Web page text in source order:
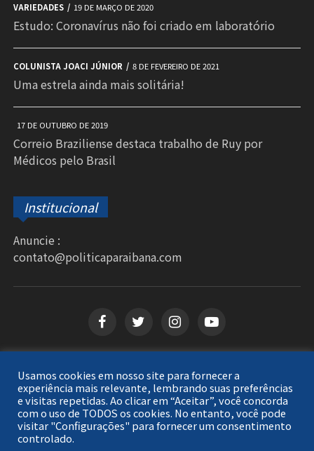
VARIEDADES 19 DE MARÇO DE 2020
Estudo: Coronavírus não foi criado em laboratório
COLUNISTA JOACI JÚNIOR 8 DE FEVEREIRO DE 2021
Uma estrela ainda mais solitária!
17 DE OUTUBRO DE 2019
Correio Braziliense destaca trabalho de Ruy por
Médicos pelo Brasil
Institucional
Anuncie :
contato@politicaparaibana.com
Copyright © 2026Política Paraibana. Todos os
direitos reservados.
Usamos cookies em nosso site para fornecer a
experiência mais relevante, lembrando suas preferências
e visitas repetidas. Ao clicar em “Aceitar”, você concorda
com o uso de TODOS os cookies. No entanto, você pode
visitar "Configurações" para fornecer um consentimento
controlado.